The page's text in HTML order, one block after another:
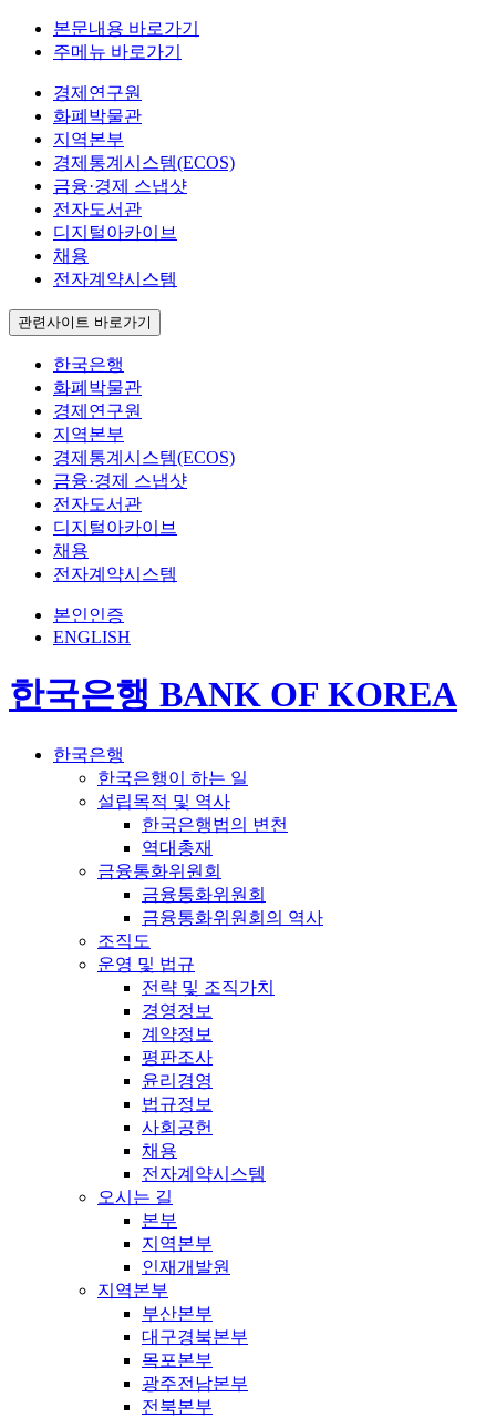
본문내용 바로가기
주메뉴 바로가기
경제연구원
화폐박물관
지역본부
경제통계시스템(ECOS)
금융·경제 스냅샷
전자도서관
디지털아카이브
채용
전자계약시스템
관련사이트 바로가기
한국은행
화폐박물관
경제연구원
지역본부
경제통계시스템(ECOS)
금융·경제 스냅샷
전자도서관
디지털아카이브
채용
전자계약시스템
본인인증
ENGLISH
한국은행 BANK OF KOREA
한국은행
한국은행이 하는 일
설립목적 및 역사
한국은행법의 변천
역대총재
금융통화위원회
금융통화위원회
금융통화위원회의 역사
조직도
운영 및 법규
전략 및 조직가치
경영정보
계약정보
평판조사
윤리경영
법규정보
사회공헌
채용
전자계약시스템
오시는 길
본부
지역본부
인재개발원
지역본부
부산본부
대구경북본부
목포본부
광주전남본부
전북본부